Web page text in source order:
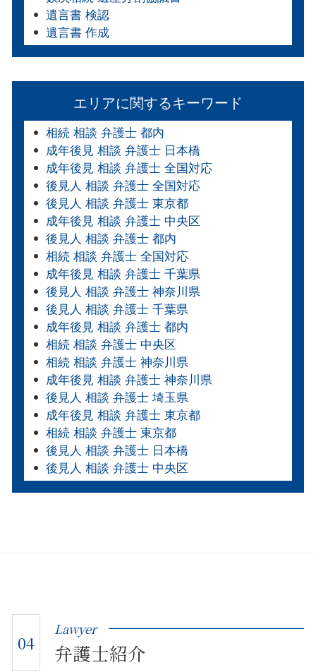
遺言書 検認
遺言書 作成
エリアに関するキーワード
相続 相談 弁護士 都内
成年後見 相談 弁護士 日本橋
成年後見 相談 弁護士 全国対応
後見人 相談 弁護士 全国対応
後見人 相談 弁護士 東京都
成年後見 相談 弁護士 中央区
後見人 相談 弁護士 都内
相続 相談 弁護士 全国対応
成年後見 相談 弁護士 千葉県
後見人 相談 弁護士 神奈川県
後見人 相談 弁護士 千葉県
成年後見 相談 弁護士 都内
相続 相談 弁護士 中央区
相続 相談 弁護士 神奈川県
成年後見 相談 弁護士 神奈川県
後見人 相談 弁護士 埼玉県
成年後見 相談 弁護士 東京都
相続 相談 弁護士 東京都
後見人 相談 弁護士 日本橋
後見人 相談 弁護士 中央区
04
Lawyer
弁護士紹介